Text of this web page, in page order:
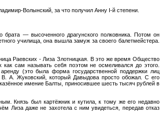
Волынский, за что получил Анну I-й степени.
— высоченного драгунского полковника. Потом он
училища, она вышла замуж за своего балетмейстера.
Раевских - Лиза Злотницкая. В это же время Общество
сам называть себя поэтом не осмеливался до этого.
(это была форма государственной поддержки лиц
А. Жуковский, который Давыдова просто обожал. С его
имение Балты, приносившее шесть тысяч рублей в
Князь был картёжник и кутила, к тому же его недавно
Лиза даже не захотела с ним увидеться, передав отказ